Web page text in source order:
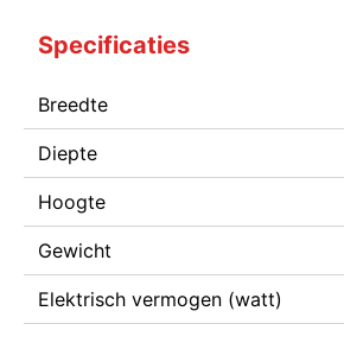
Specificaties
Breedte
Diepte
Hoogte
Gewicht
Elektrisch vermogen (watt)